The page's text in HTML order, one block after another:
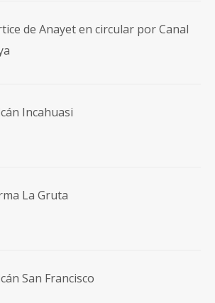
de Anayet en circular por Canal
Incahuasi
La Gruta
San Francisco